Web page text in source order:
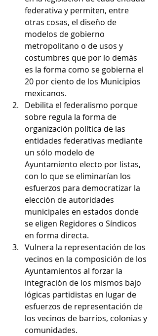
federativa y permiten, entre
otras cosas, el diseño de
modelos de gobierno
metropolitano o de usos y
costumbres que por lo demás
es la forma como se gobierna el
20 por ciento de los Municipios
mexicanos.
Debilita el federalismo porque
sobre regula la forma de
organización política de las
entidades federativas mediante
un sólo modelo de
Ayuntamiento electo por listas,
con lo que se eliminarían los
esfuerzos para democratizar la
elección de autoridades
municipales en estados donde
se eligen Regidores o Síndicos
en forma directa.
Vulnera la representación de los
vecinos en la composición de los
Ayuntamientos al forzar la
integración de los mismos bajo
lógicas partidistas en lugar de
esfuerzos de representación de
los vecinos de barrios, colonias y
comunidades.